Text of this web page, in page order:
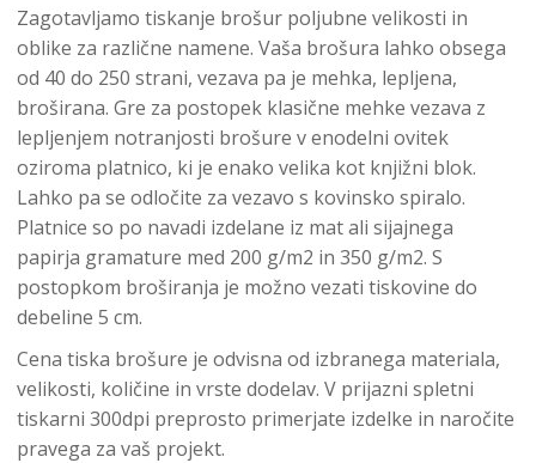
Zagotavljamo tiskanje brošur poljubne velikosti in
oblike za različne namene. Vaša brošura lahko obsega
od 40 do 250 strani, vezava pa je mehka, lepljena,
broširana. Gre za postopek klasične mehke vezava z
lepljenjem notranjosti brošure v enodelni ovitek
oziroma platnico, ki je enako velika kot knjižni blok.
Lahko pa se odločite za vezavo s kovinsko spiralo.
Platnice so po navadi izdelane iz mat ali sijajnega
papirja gramature med 200 g/m2 in 350 g/m2. S
postopkom broširanja je možno vezati tiskovine do
debeline 5 cm.
Cena tiska brošure je odvisna od izbranega materiala,
velikosti, količine in vrste dodelav. V prijazni spletni
tiskarni 300dpi preprosto primerjate izdelke in naročite
pravega za vaš projekt.